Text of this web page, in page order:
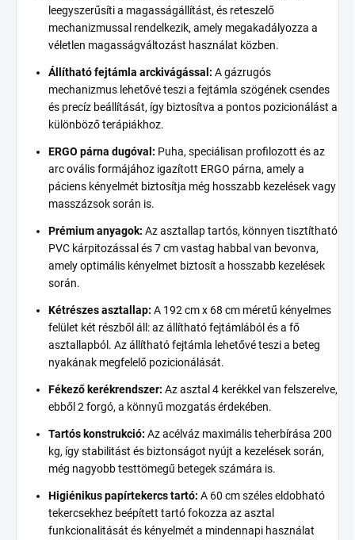
leegyszerűsíti a magasságállítást, és reteszelő
mechanizmussal rendelkezik, amely megakadályozza a
véletlen magasságváltozást használat közben.
Állítható fejtámla arckivágással: A gázrugós
mechanizmus lehetővé teszi a fejtámla szögének csendes
és precíz beállítását, így biztosítva a pontos pozicionálást a
különböző terápiákhoz.
ERGO párna dugóval: Puha, speciálisan profilozott és az
arc ovális formájához igazított ERGO párna, amely a
páciens kényelmét biztosítja még hosszabb kezelések vagy
masszázsok során is.
Prémium anyagok: Az asztallap tartós, könnyen tisztítható
PVC kárpitozással és 7 cm vastag habbal van bevonva,
amely optimális kényelmet biztosít a hosszabb kezelések
során.
Kétrészes asztallap: A 192 cm x 68 cm méretű kényelmes
felület két részből áll: az állítható fejtámlából és a fő
asztallapból. Az állítható fejtámla lehetővé teszi a beteg
nyakának megfelelő pozicionálását.
Fékező kerékrendszer: Az asztal 4 kerékkel van felszerelve,
ebből 2 forgó, a könnyű mozgatás érdekében.
Tartós konstrukció: Az acélváz maximális teherbírása 200
kg, így stabilitást és biztonságot nyújt a kezelések során,
még nagyobb testtömegű betegek számára is.
Higiénikus papírtekercs tartó: A 60 cm széles eldobható
tekercsekhez beépített tartó fokozza az asztal
funkcionalitását és kényelmét a mindennapi használat